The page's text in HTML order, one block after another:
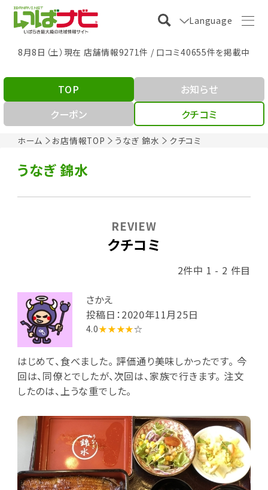
Language
8月8日（土）現在 店舗情報9271件 / 口コミ40655件を掲載中
ホーム お店情報TOP うなぎ 錦水 クチコミ
TOP
お知らせ
クーポン
クチコミ
うなぎ 錦水
クチコミ
REVIEW
2件中 1 - 2 件目
さかえ
投稿日：2020年11月25日
4.0★★★★☆
はじめて、食べました。 評価通り美味しかったです。 今
回は、同僚とでしたが、次回は、家族で行きます。 注文
したのは、上うな重でした。